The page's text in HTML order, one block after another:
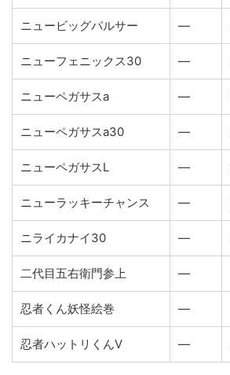
ニュービッグパルサー ―
ニューフェニックス30 ―
ニューペガサスa ―
ニューペガサスa30 ―
ニューペガサスL ―
ニューラッキーチャンス ―
ニライカナイ30 ―
二代目五右衛門参上 ―
忍者くん妖怪絵巻 ―
忍者ハットリくんV ―